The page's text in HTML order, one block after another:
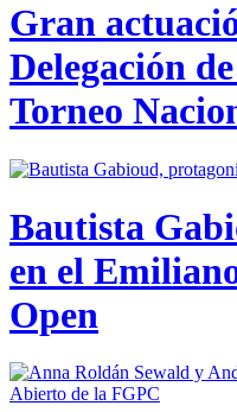
Gran
Delegación
Torneo
Bautista
en el
Open